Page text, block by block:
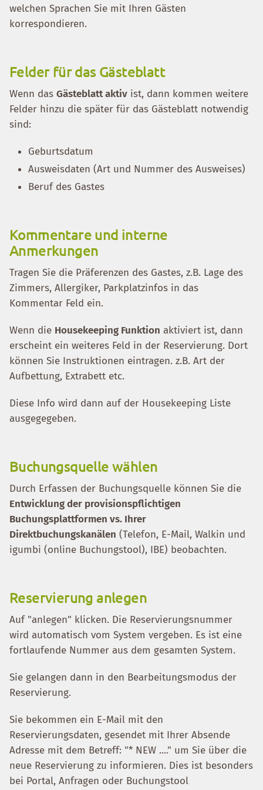
welchen Sprachen Sie mit Ihren Gästen
korrespondieren.
Felder für das Gästeblatt
Wenn das Gästeblatt aktiv ist, dann kommen weitere
Felder hinzu die später für das Gästeblatt notwendig
sind:
Geburtsdatum
Ausweisdaten (Art und Nummer des Ausweises)
Beruf des Gastes
Kommentare und interne
Anmerkungen
Tragen Sie die Präferenzen des Gastes, z.B. Lage des
Zimmers, Allergiker, Parkplatzinfos in das
Kommentar Feld ein.
Wenn die Housekeeping Funktion aktiviert ist, dann
erscheint ein weiteres Feld in der Reservierung. Dort
können Sie Instruktionen eintragen. z.B. Art der
Aufbettung, Extrabett etc.
Diese Info wird dann auf der Housekeeping Liste
ausgegegeben.
Buchungsquelle wählen
Durch Erfassen der Buchungsquelle können Sie die
Entwicklung der provisionspflichtigen
Buchungsplattformen vs. Ihrer
Direktbuchungskanälen (Telefon, E-Mail, Walkin und
igumbi (online Buchungstool), IBE) beobachten.
Reservierung anlegen
Auf "anlegen" klicken. Die Reservierungsnummer
wird automatisch vom System vergeben. Es ist eine
fortlaufende Nummer aus dem gesamten System.
Sie gelangen dann in den Bearbeitungsmodus der
Reservierung.
Sie bekommen ein E-Mail mit den
Reservierungsdaten, gesendet mit Ihrer Absende
Adresse mit dem Betreff: "* NEW ...." um Sie über die
neue Reservierung zu informieren. Dies ist besonders
bei Portal, Anfragen oder Buchungstool